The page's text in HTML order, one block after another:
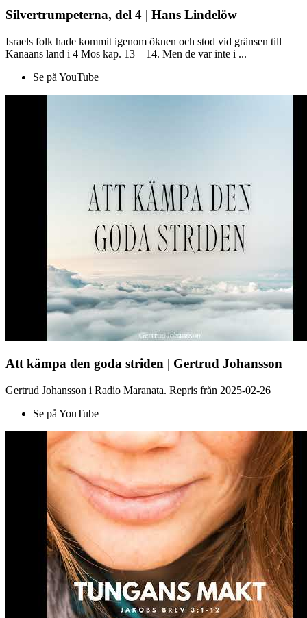
Silvertrumpeterna, del 4 | Hans Lindelöw
Israels folk hade kommit igenom öknen och stod vid gränsen till
Kanaans land i 4 Mos kap. 13 – 14. Men de var inte i ...
Se på YouTube
Att kämpa den goda striden | Gertrud Johansson
Gertrud Johansson i Radio Maranata. Repris från 2025-02-26
Se på YouTube